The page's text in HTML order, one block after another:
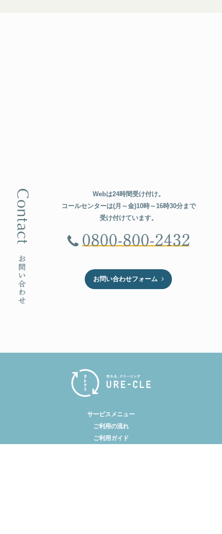
Webは24時間受け付け。
コールセンターは(月～金)10時～16時30分まで
受け付けています。
お問い合わせフォーム
サービスメニュー
ご利用の流れ
ご利用ガイド